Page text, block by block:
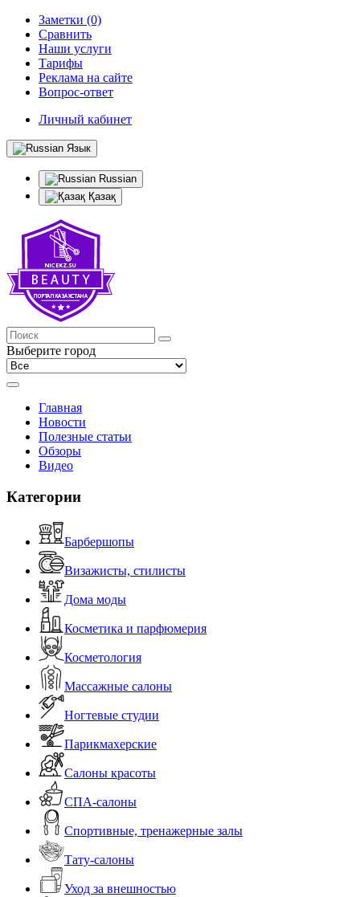
Заметки (0)
Сравнить
Наши услуги
Тарифы
Реклама на сайте
Вопрос-ответ
Личный кабинет
Язык
Russian
Қазақ
Выберите город
Главная
Новости
Полезные статьи
Обзоры
Видео
Категории
Барбершопы
Визажисты, стилисты
Дома моды
Косметика и парфюмерия
Косметология
Массажные салоны
Ногтевые студии
Парикмахерские
Салоны красоты
СПА-салоны
Спортивные, тренажерные залы
Тату-салоны
Уход за внешностью